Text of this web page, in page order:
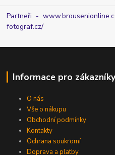
Partneři -
fotograf.cz/
Informace pro zákazníky
O nás
Vše o nákupu
Obchodní podmínky
Kontakty
Ochrana soukromí
Doprava a platby